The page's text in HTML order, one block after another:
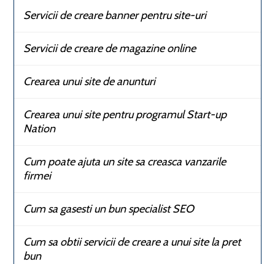
Servicii de creare banner pentru site-uri
Servicii de creare de magazine online
Crearea unui site de anunturi
Crearea unui site pentru programul Start-up
Nation
Cum poate ajuta un site sa creasca vanzarile
firmei
Cum sa gasesti un bun specialist SEO
Cum sa obtii servicii de creare a unui site la pret
bun